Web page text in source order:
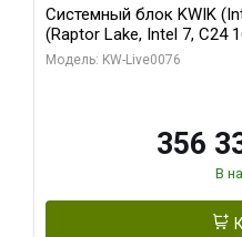
Системный блок KWIK
(Raptor Lake, Intel 7, C24
RTX5080 PRIME EVO OC
Модель: KW-Live0076
356
В